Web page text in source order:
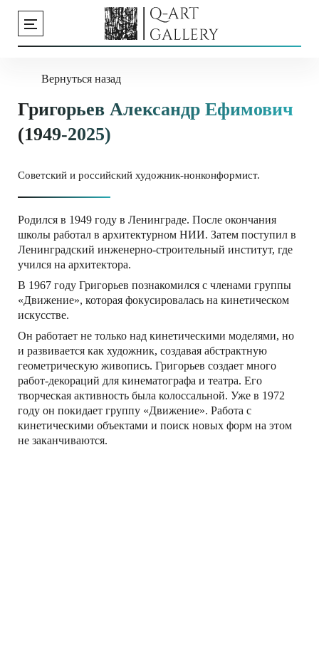
Вернуться назад
Григорьев Александр Ефимович
(1949-2025)
Советский и российский художник-нонконформист.
Родился в 1949 году в Ленинграде. После окончания
школы работал в архитектурном НИИ. Затем поступил в
Ленинградский инженерно-строительный институт, где
учился на архитектора.
В 1967 году Григорьев познакомился с членами группы
«Движение», которая фокусировалась на кинетическом
искусстве.
Он работает не только над кинетическими моделями, но
и развивается как художник, создавая абстрактную
геометрическую живопись. Григорьев создает много
работ-декораций для кинематографа и театра. Его
творческая активность была колоссальной. Уже в 1972
году он покидает группу «Движение». Работа с
кинетическими объектами и поиск новых форм на этом
не заканчиваются.